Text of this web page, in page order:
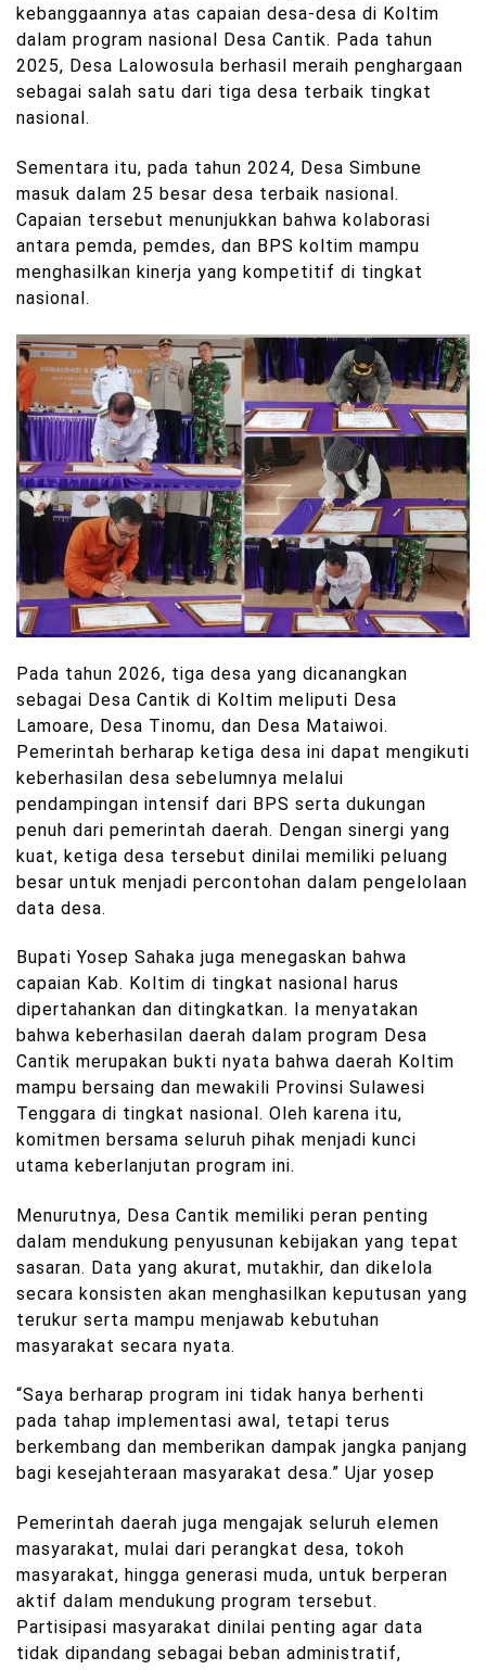
kebanggaannya atas capaian desa-desa di Koltim
dalam program nasional Desa Cantik. Pada tahun
2025, Desa Lalowosula berhasil meraih penghargaan
sebagai salah satu dari tiga desa terbaik tingkat
nasional.
Sementara itu, pada tahun 2024, Desa Simbune
masuk dalam 25 besar desa terbaik nasional.
Capaian tersebut menunjukkan bahwa kolaborasi
antara pemda, pemdes, dan BPS koltim mampu
menghasilkan kinerja yang kompetitif di tingkat
nasional.
Pada tahun 2026, tiga desa yang dicanangkan
sebagai Desa Cantik di Koltim meliputi Desa
Lamoare, Desa Tinomu, dan Desa Mataiwoi.
Pemerintah berharap ketiga desa ini dapat mengikuti
keberhasilan desa sebelumnya melalui
pendampingan intensif dari BPS serta dukungan
penuh dari pemerintah daerah. Dengan sinergi yang
kuat, ketiga desa tersebut dinilai memiliki peluang
besar untuk menjadi percontohan dalam pengelolaan
data desa.
Bupati Yosep Sahaka juga menegaskan bahwa
capaian Kab. Koltim di tingkat nasional harus
dipertahankan dan ditingkatkan. Ia menyatakan
bahwa keberhasilan daerah dalam program Desa
Cantik merupakan bukti nyata bahwa daerah Koltim
mampu bersaing dan mewakili Provinsi Sulawesi
Tenggara di tingkat nasional. Oleh karena itu,
komitmen bersama seluruh pihak menjadi kunci
utama keberlanjutan program ini.
Menurutnya, Desa Cantik memiliki peran penting
dalam mendukung penyusunan kebijakan yang tepat
sasaran. Data yang akurat, mutakhir, dan dikelola
secara konsisten akan menghasilkan keputusan yang
terukur serta mampu menjawab kebutuhan
masyarakat secara nyata.
“Saya berharap program ini tidak hanya berhenti
pada tahap implementasi awal, tetapi terus
berkembang dan memberikan dampak jangka panjang
bagi kesejahteraan masyarakat desa.” Ujar yosep
Pemerintah daerah juga mengajak seluruh elemen
masyarakat, mulai dari perangkat desa, tokoh
masyarakat, hingga generasi muda, untuk berperan
aktif dalam mendukung program tersebut.
Partisipasi masyarakat dinilai penting agar data
tidak dipandang sebagai beban administratif,